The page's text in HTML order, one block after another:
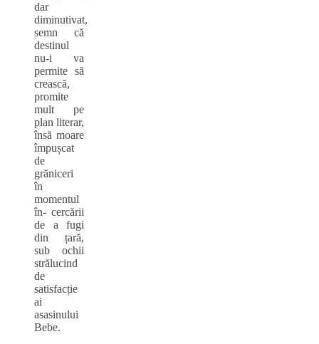
dar
diminutivat,
semn că
destinul
nu-i va
permite să
crească,
promite
mult pe
plan literar,
însă moare
împușcat
de
grăniceri
în
momentul
în- cercării
de a fugi
din țară,
sub ochii
strălucind
de
satisfacție
ai
asasinului
Bebe.